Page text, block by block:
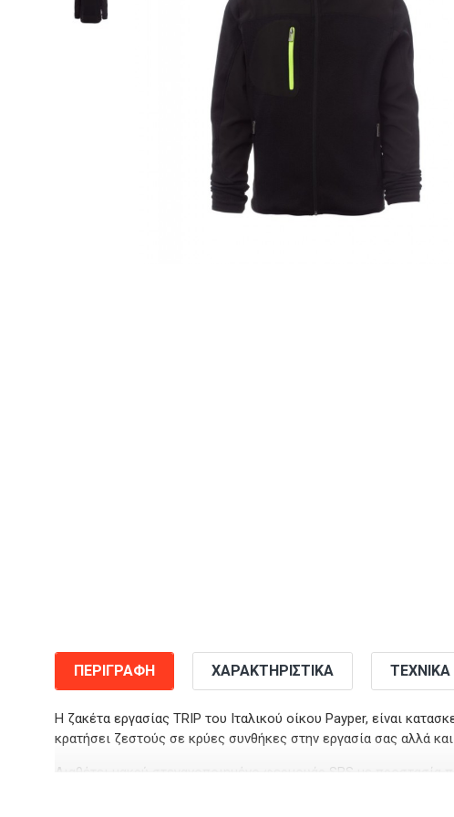
ΠΕΡΙΓΡΑΦΉ ΧΑΡΑΚΤΗΡΙΣΤΙΚΆ
Η ζακέτα εργασίας TRIP του Ιταλικού οίκου Payper, είναι
κρατήσει ζεστούς σε κρύες συνθήκες στην εργασία σας αλλά
Διαθέτει μακρύ στεγανοποιημένο φερμουάρ SBS με προστασία